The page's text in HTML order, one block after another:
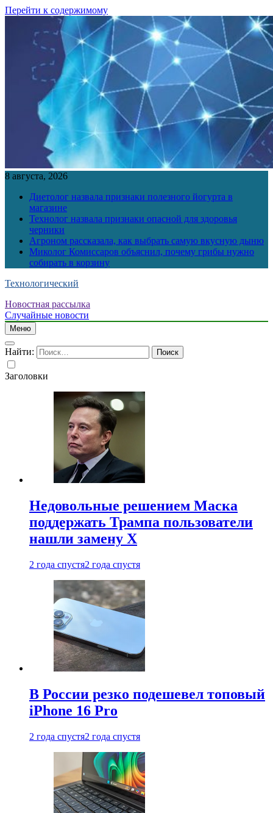
Перейти к содержимому
8 августа, 2026
Диетолог назвала признаки полезного йогурта в
магазине
Технолог назвала признаки опасной для здоровья
черники
Агроном рассказала, как выбрать самую вкусную дыню
Миколог Комиссаров объяснил, почему грибы нужно
собирать в корзину
Технологический
Новостная рассылка
Случайные новости
Меню
Найти:
Заголовки
Недовольные решением Маска
поддержать Трампа пользователи
нашли замену X
2 года спустя2 года спустя
В России резко подешевел топовый
iPhone 16 Pro
2 года спустя2 года спустя